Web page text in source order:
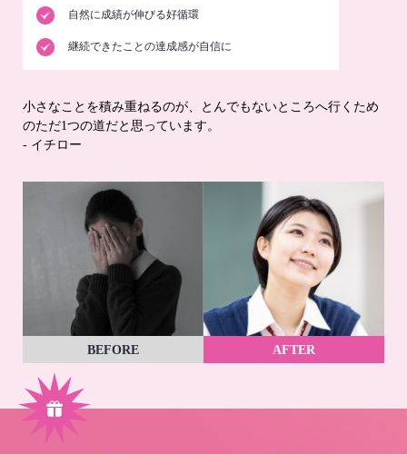
自然に成績が伸びる好循環
継続できたことの達成感が自信に
小さなことを積み重ねるのが、とんでもないところへ行くため
のただ1つの道だと思っています。
- イチロー
BEFORE AFTER